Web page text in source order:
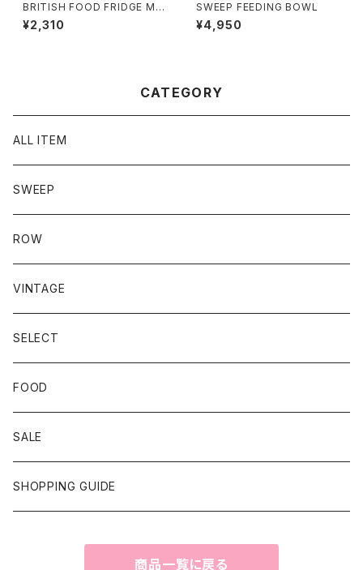
BRITISH FOOD FRIDGE MA
GNET
¥2,310
SWEEP FEEDING BOWL
¥4,950
CATEGORY
ALL ITEM
SWEEP
ROW
VINTAGE
SELECT
FOOD
SALE
SHOPPING GUIDE
商品一覧に戻る